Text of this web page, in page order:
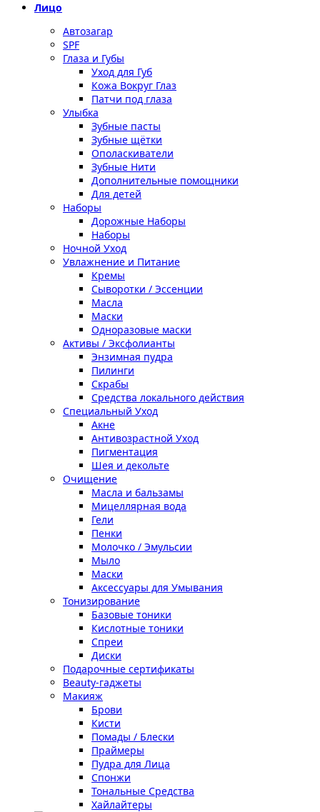
Лицо
Автозагар
SPF
Глаза и Губы
Уход для Губ
Кожа Вокруг Глаз
Патчи под глаза
Улыбка
Зубные пасты
Зубные щётки
Ополаскиватели
Зубные Нити
Дополнительные помощники
Для детей
Наборы
Дорожные Наборы
Наборы
Ночной Уход
Увлажнение и Питание
Кремы
Сыворотки / Эссенции
Масла
Маски
Одноразовые маски
Активы / Эксфолианты
Энзимная пудра
Пилинги
Скрабы
Средства локального действия
Специальный Уход
Акне
Антивозрастной Уход
Пигментация
Шея и декольте
Очищение
Масла и бальзамы
Мицеллярная вода
Гели
Пенки
Молочко / Эмульсии
Мыло
Маски
Аксессуары для Умывания
Тонизирование
Базовые тоники
Кислотные тоники
Спреи
Диски
Подарочные сертификаты
Beauty-гаджеты
Макияж
Брови
Кисти
Помады / Блески
Праймеры
Пудра для Лица
Спонжи
Тональные Средства
Хайлайтеры